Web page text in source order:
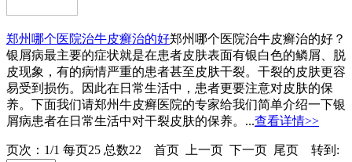
郑州哪个医院治牛皮癣治的好郑州哪个医院治牛皮癣治的好？
银屑病最主要的症状就是在患者皮肤表面有银白色的鳞屑、脱
皮现象，有的病情严重的患者甚至皮肤干裂。干裂的皮肤更容
易受到损伤。因此在日常生活中，患者更要注意对皮肤的保
养。下面我们请郑州牛皮癣医院的专家给我们简单介绍一下银
屑病患者在日常生活中对干裂皮肤的保养。...查看详情>>
页次：1/1 每页25 总数22 首页 上一页 下一页 尾页 转到: